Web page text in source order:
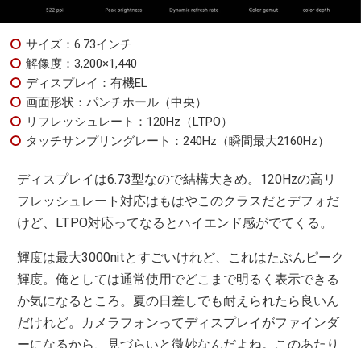
サイズ：6.73インチ
解像度：3,200×1,440
ディスプレイ：有機EL
画面形状：パンチホール（中央）
リフレッシュレート：120Hz（LTPO）
タッチサンプリングレート：240Hz（瞬間最大2160Hz）
ディスプレイは6.73型なので結構大きめ。120Hzの高リ
フレッシュレート対応はもはやこのクラスだとデフォだ
けど、LTPO対応ってなるとハイエンド感がでてくる。
輝度は最大3000nitとすごいけれど、これはたぶんピーク
輝度。俺としては通常使用でどこまで明るく表示できる
か気になるところ。夏の日差しでも耐えられたら良いん
だけれど。カメラフォンってディスプレイがファインダ
ーになるから、見づらいと微妙なんだよね。このあたり